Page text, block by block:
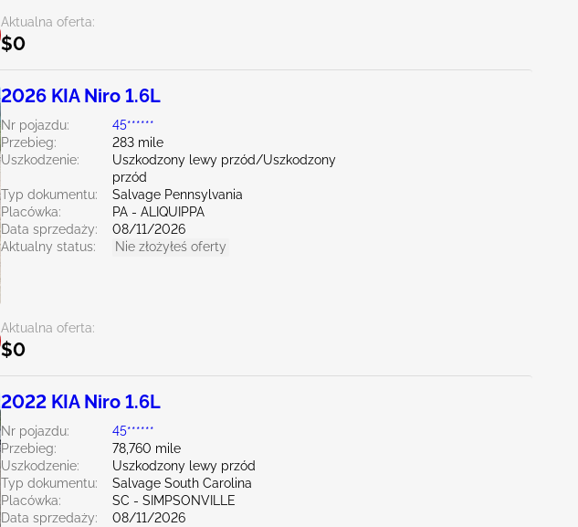
Aktualna oferta:
$0
2026 KIA Niro 1.6L
Nr pojazdu:
45******
Przebieg:
283 mile
Uszkodzenie:
Uszkodzony lewy przód/Uszkodzony
przód
Typ dokumentu:
Salvage Pennsylvania
Placówka:
PA - ALIQUIPPA
Data sprzedaży:
08/11/2026
Aktualny status:
Nie złożyłeś oferty
Aktualna oferta:
$0
2022 KIA Niro 1.6L
Nr pojazdu:
45******
Przebieg:
78,760 mile
Uszkodzenie:
Uszkodzony lewy przód
Typ dokumentu:
Salvage South Carolina
Placówka:
SC - SIMPSONVILLE
Data sprzedaży:
08/11/2026